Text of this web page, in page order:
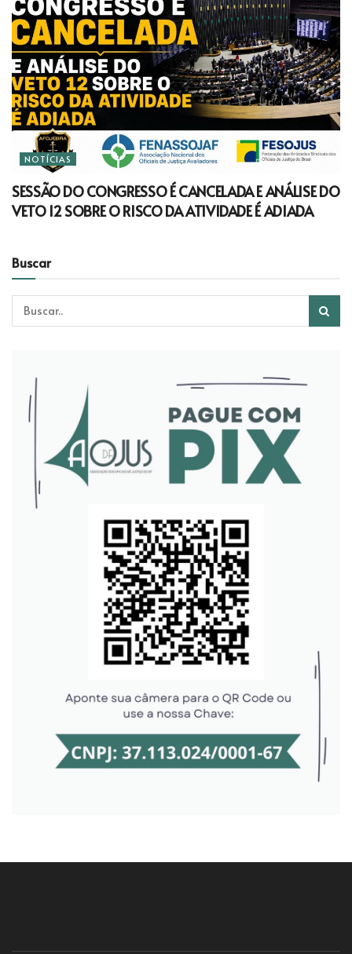
NOTÍCIAS
SESSÃO DO CONGRESSO É CANCELADA E ANÁLISE DO
VETO 12 SOBRE O RISCO DA ATIVIDADE É ADIADA
Buscar